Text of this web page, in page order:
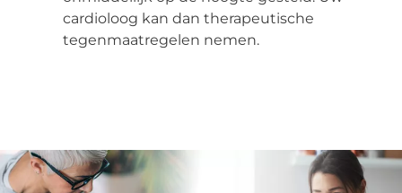
cardioloog kan dan therapeutische
tegenmaatregelen nemen.